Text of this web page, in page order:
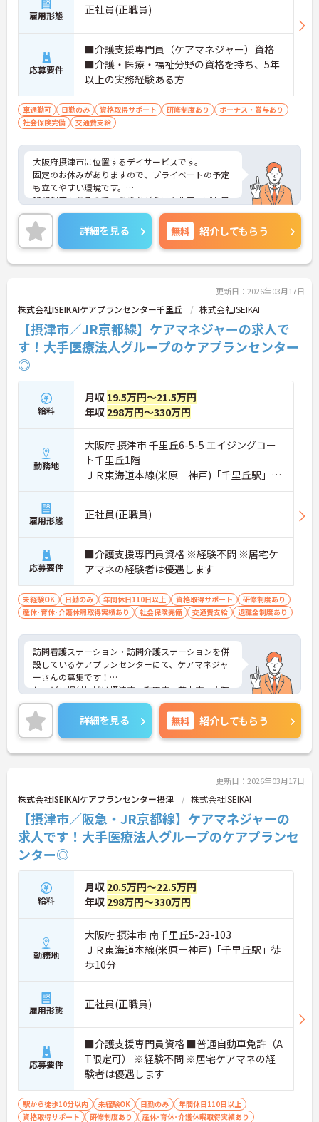
雇用形態 正社員(正職員)
応募要件
■介護支援専門員（ケアマネジャー）資格
■介護・医療・福祉分野の資格を持ち、5年
以上の実務経験ある方
車通勤可 日勤のみ 資格取得サポート 研修制度あり
ボーナス・賞与あり
社会保険完備
交通費支給
大阪府摂津市に位置するデイサービスです。
固定のお休みがありますので、プライベートの予定
も立てやすい環境です。
研修制度もあるので、働きながらスキルアップも目
指せます。
ご興味をお持ちの方はお気軽にお問い合わせくださ
い。
詳細を見る 無料 紹介してもらう
更新日：2026年03月17日
株式会社ISEIKAIケアプランセンター千里丘 株式会社ISEIKAI
【摂津市／JR京都線】ケアマネジャーの求人で
す！大手医療法人グループのケアプランセンター
◎
給料
月収 19.5万円～21.5万円
年収 298万円～330万円
勤務地
大阪府 摂津市 千里丘6-5-5 エイジングコー
ト千里丘1階
ＪＲ東海道本線(米原－神戸)「千里丘駅」徒
歩15分
雇用形態 正社員(正職員)
応募要件
■介護支援専門員資格 ※経験不問 ※居宅ケ
アマネの経験者は優遇します
未経験OK 日勤のみ 年間休日110日以上 資格取得サポート
研修制度あり
産休･育休･介護休暇取得実績あり
社会保険完備 交通費支給 退職金制度あり
訪問看護ステーション・訪問介護ステーションを併
設しているケアプランセンターにて、ケアマネジャ
ーさんの募集です！
サービス提供地域は摂津市・吹田市・茨木市・大阪
市東淀川区ほかになります。
あなたの経験を存分に活かしてみませんか。未経験
の方も応募可能ですので、ぜひお問い合わせくださ
い！
詳細を見る 無料 紹介してもらう
更新日：2026年03月17日
株式会社ISEIKAIケアプランセンター摂津 株式会社ISEIKAI
【摂津市／阪急・JR京都線】ケアマネジャーの
求人です！大手医療法人グループのケアプランセ
ンター◎
給料
月収 20.5万円～22.5万円
年収 298万円～330万円
勤務地
大阪府 摂津市 南千里丘5-23-103
ＪＲ東海道本線(米原－神戸)「千里丘駅」徒
歩10分
雇用形態 正社員(正職員)
応募要件
■介護支援専門員資格 ■普通自動車免許（A
T限定可） ※経験不問 ※居宅ケアマネの経
験者は優遇します
駅から徒歩10分以内 未経験OK 日勤のみ
年間休日110日以上
資格取得サポート
研修制度あり
産休･育休･介護休暇取得実績あり